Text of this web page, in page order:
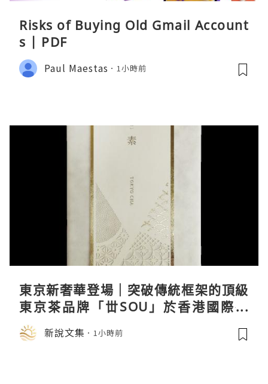
Risks of Buying Old Gmail Account
s | PDF
Paul Maestas 1小時前
東京新奢華登場｜突破傳統框架的頂級
東京茶品牌「丗SOU」於香港國際茶
展首度亮相
新說文集 1小時前